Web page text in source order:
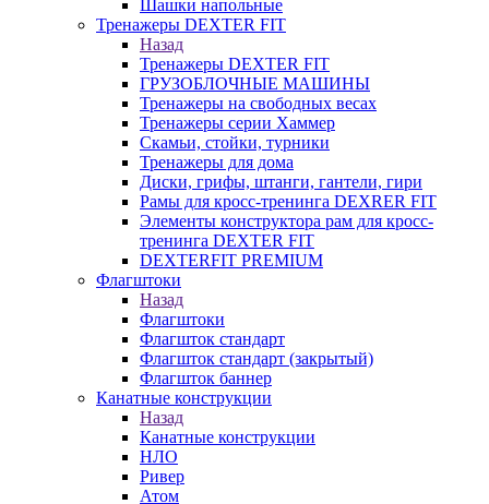
Шашки напольные
Тренажеры DEXTER FIT
Назад
Тренажеры DEXTER FIT
ГРУЗОБЛОЧНЫЕ МАШИНЫ
Тренажеры на свободных весах
Тренажеры серии Хаммер
Скамьи, стойки, турники
Тренажеры для дома
Диски, грифы, штанги, гантели, гири
Рамы для кросс-тренинга DEXRER FIT
Элементы конструктора рам для кросс-
тренинга DEXTER FIT
DEXTERFIT PREMIUM
Флагштоки
Назад
Флагштоки
Флагшток стандарт
Флагшток стандарт (закрытый)
Флагшток баннер
Канатные конструкции
Назад
Канатные конструкции
НЛО
Ривер
Атом